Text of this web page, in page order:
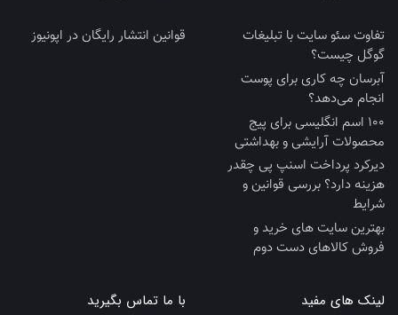
تفاوت سئو سایت با تبلیغات
گوگل چیست؟
آبرسان چه کاری برای پوست
انجام می‌دهد؟
100 اسم انگلیسی برای پیج
محصولات آرایشی و بهداشتی
دیرکرد پرداخت اسنپ پی چقدر
هزینه دارد؟ بررسی قوانین و
شرایط
بهترین سایت‌ های خرید و
فروش کالاهای دست‌ دوم
قوانین انتشار رایگان در اپونیوز
لینک های مفید با ما تماس بگیرید